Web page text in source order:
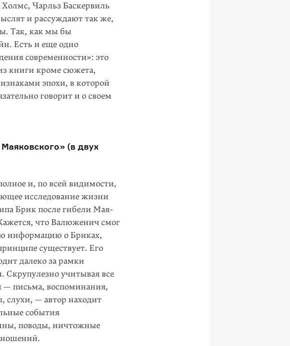
Чарльз Баскервиль
и рассуждают так же,
Так, как мы бы
Есть и еще одно
современности»: это
книги кроме сюжета,
эпохи, в которой
говорит и о своем
(в двух
и, по всей видимости,
исследование жизни
Брик после гибели Мая­
что Валюженич смог
информацию о Бриках,
существует. Его
далеко за рамки
Скрупулезно учитывая все
— письма, воспоминания,
слухи, — автор находит
события
поводы, ничтожные